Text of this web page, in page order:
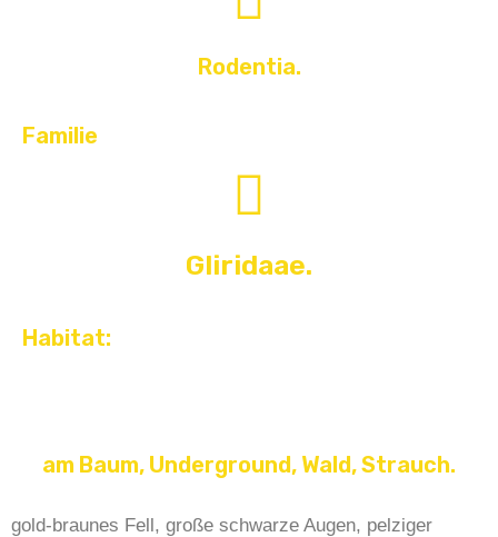
Rodentia.
Familie
Gliridaae.
Habitat:
am Baum, Underground, Wald, Strauch.
gold-braunes Fell, große schwarze Augen, pelziger